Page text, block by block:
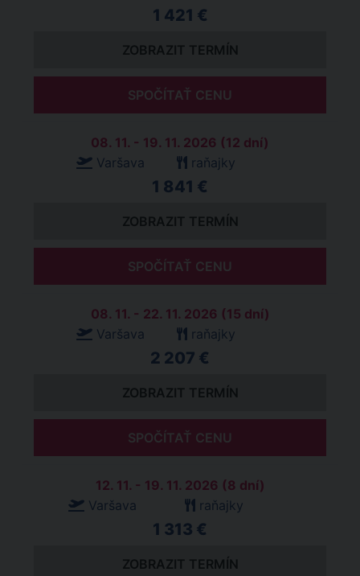
1 421 €
ZOBRAZIT TERMÍN
SPOČÍTAŤ CENU
08. 11. - 19. 11. 2026 (12 dní)
Varšava
raňajky
1 841 €
ZOBRAZIT TERMÍN
SPOČÍTAŤ CENU
08. 11. - 22. 11. 2026 (15 dní)
Varšava
raňajky
2 207 €
ZOBRAZIT TERMÍN
SPOČÍTAŤ CENU
12. 11. - 19. 11. 2026 (8 dní)
Varšava
raňajky
1 313 €
ZOBRAZIT TERMÍN